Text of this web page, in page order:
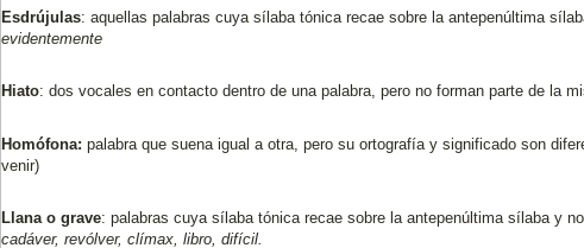
Esdrújulas: aquellas palabras cuya sílaba tónica recae sobre la antepenúltima
evidentemente
Hiato: dos vocales en contacto dentro de una palabra, pero no forman parte de la
Homófona: palabra que suena igual a otra, pero su ortografía y significado son
venir)
Llana o grave: palabras cuya sílaba tónica recae sobre la antepenúltima sílaba y
cadáver, revólver, clímax, libro, difícil.